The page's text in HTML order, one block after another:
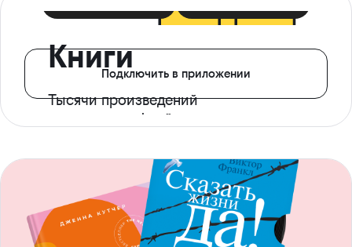
Книги
Тысячи произведений
с доступом офлайн
Подключить в приложении